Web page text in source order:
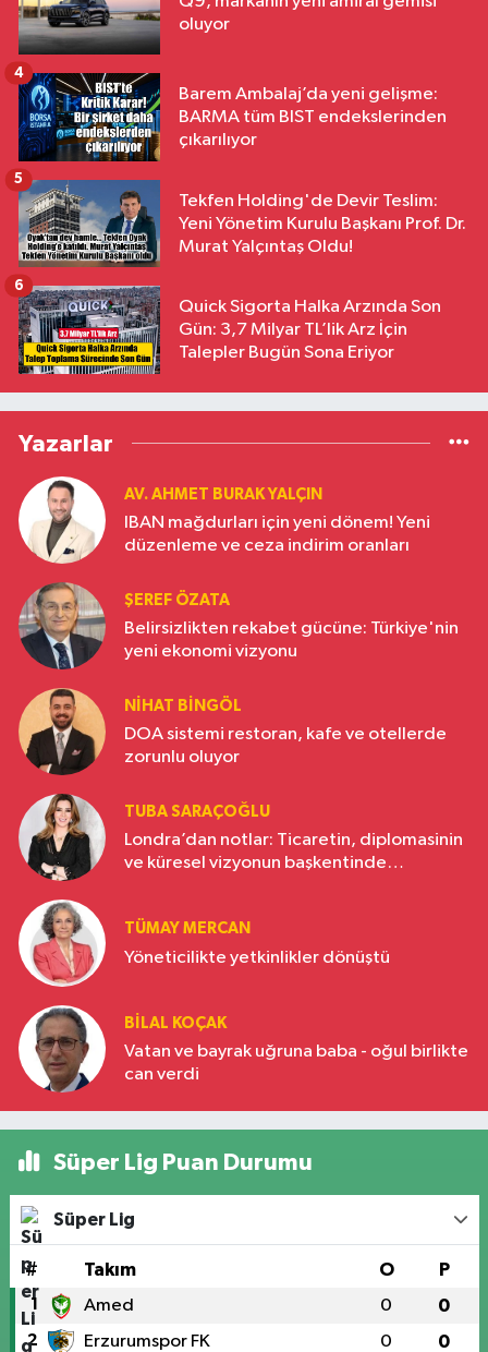
oluyor
Barem Ambalaj’da yeni gelişme:
BARMA tüm BIST endekslerinden
çıkarılıyor
4
Tekfen Holding'de Devir Teslim:
Yeni Yönetim Kurulu Başkanı Prof. Dr.
Murat Yalçıntaş Oldu!
5
Quick Sigorta Halka Arzında Son
Gün: 3,7 Milyar TL’lik Arz İçin
Talepler Bugün Sona Eriyor
6
Yazarlar
AV. AHMET BURAK YALÇIN
IBAN mağdurları için yeni dönem! Yeni
düzenleme ve ceza indirim oranları
ŞEREF ÖZATA
Belirsizlikten rekabet gücüne: Türkiye'nin
yeni ekonomi vizyonu
NIHAT BINGÖL
DOA sistemi restoran, kafe ve otellerde
zorunlu oluyor
TUBA SARAÇOĞLU
Londra’dan notlar: Ticaretin, diplomasinin
ve küresel vizyonun başkentinde
TÜMAY MERCAN
Yöneticilikte yetkinlikler dönüştü
BILAL KOÇAK
Vatan ve bayrak uğruna baba - oğul birlikte
can verdi
Süper Lig Puan Durumu
Süper Lig
# Takım O P
1 Amed 0 0
2 Erzurumspor FK 0 0